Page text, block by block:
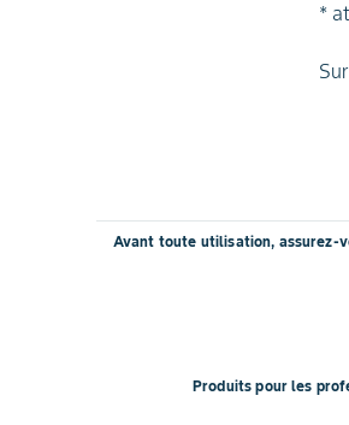
*
Avant toute utilisation, assurez-
Produits pour les